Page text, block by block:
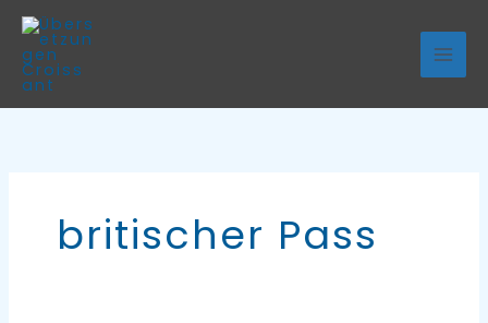
Zum
Inhalt
springen
britischer Pass